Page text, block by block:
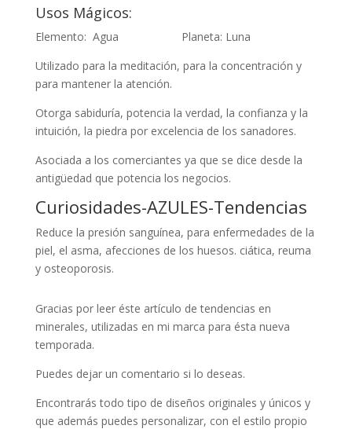
Usos Mágicos:
Elemento: Agua Planeta: Luna
Utilizado para la meditación, para la concentración y
para mantener la atención.
Otorga sabiduría, potencia la verdad, la confianza y la
intuición, la piedra por excelencia de los sanadores.
Asociada a los comerciantes ya que se dice desde la
antigüedad que potencia los negocios.
Curiosidades-AZULES-Tendencias
Reduce la presión sanguínea, para enfermedades de la
piel, el asma, afecciones de los huesos. ciática, reuma
y osteoporosis.
Gracias por leer éste artículo de tendencias en
minerales, utilizadas en mi marca para ésta nueva
temporada.
Puedes dejar un comentario si lo deseas.
Encontrarás todo tipo de diseños originales y únicos y
que además puedes personalizar, con el estilo propio